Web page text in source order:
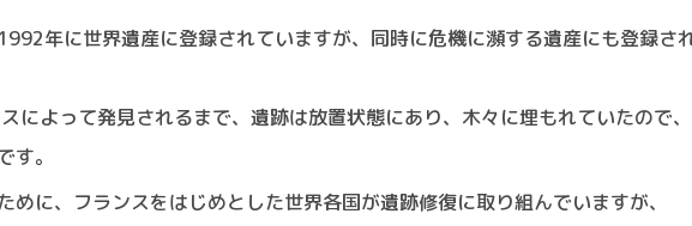
年に世界遺産に登録されていますが、同時に危機に瀕する遺産にも登録さ
によって発見されるまで、遺跡は放置状態にあり、木々に埋もれていたので
す。
めに、フランスをはじめとした世界各国が遺跡修復に取り組んでいますが、